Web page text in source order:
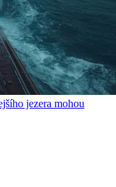
jezera mohou